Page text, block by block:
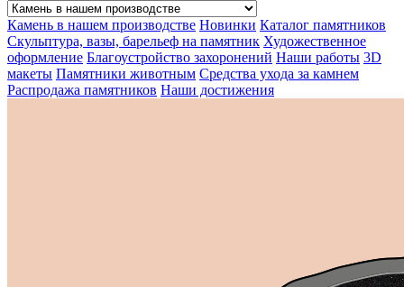
Камень в нашем производстве Новинки Каталог памятников
Скульптура, вазы, барельеф на памятник Художественное
оформление Благоустройство захоронений Наши работы 3D
макеты Памятники животным Средства ухода за камнем
Распродажа памятников Наши достижения